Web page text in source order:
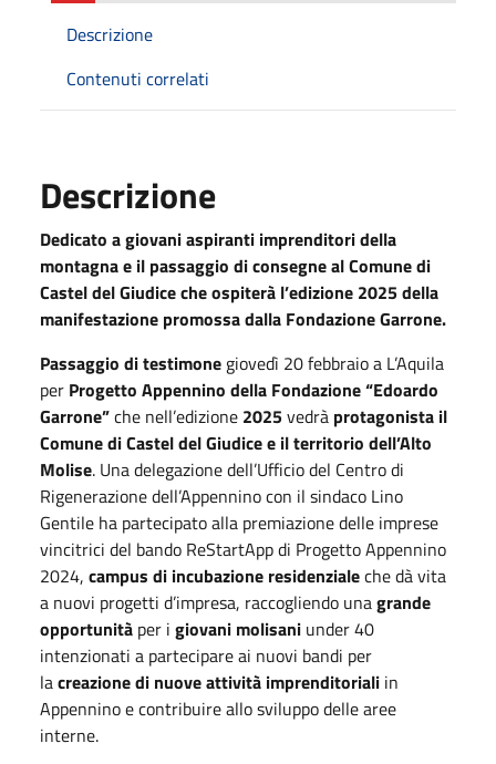
Descrizione
Contenuti correlati
Descrizione
Dedicato a giovani aspiranti imprenditori della
montagna e il passaggio di consegne al Comune di
Castel del Giudice che ospiterà l’edizione 2025 della
manifestazione promossa dalla Fondazione Garrone.
Passaggio di testimone giovedì 20 febbraio a L’Aquila
per Progetto Appennino della Fondazione “Edoardo
Garrone”che nell’edizione 2025vedrà protagonista il
Comune di Castel del Giudice e il territorio dell’Alto
Molise. Una delegazione dell’Ufficio del Centro di
Rigenerazione dell’Appennino con il sindaco Lino
Gentile ha partecipato alla premiazione delle imprese
vincitrici del bando ReStartApp di Progetto Appennino
2024, campus di incubazione residenzialeche dà vita
a nuovi progetti d’impresa, raccogliendo unagrande
opportunità per i giovani molisani under 40
intenzionati a partecipare ai nuovi bandi per
lacreazione di nuove attività imprenditoriali in
Appennino e contribuire allo sviluppo delle aree
interne.